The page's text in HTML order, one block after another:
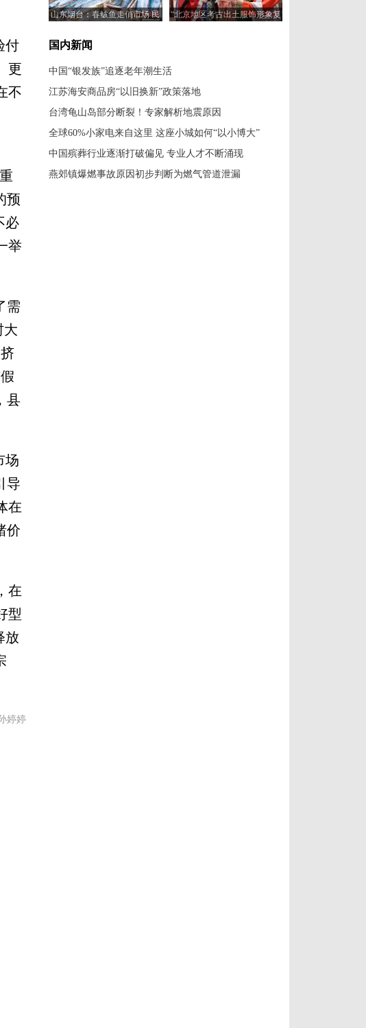
付
更
不
预
必
举
需
大
县
场
导
在
价
在
型
放
婷婷
山东烟台：春鲅鱼走俏市场 民
“北京地区考古出土服饰形象复
国内新闻
中国“银发族”追逐老年潮生活
江苏海安商品房“以旧换新”政策落地
台湾龟山岛部分断裂！专家解析地震原因
全球60%小家电来自这里 这座小城如何“以小博大”
中国殡葬行业逐渐打破偏见 专业人才不断涌现
燕郊镇爆燃事故原因初步判断为燃气管道泄漏